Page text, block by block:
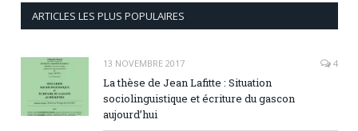
ARTICLES LES PLUS POPULAIRES
13 NOVEMBRE 2017 4
La thèse de Jean Lafitte : Situation
sociolinguistique et écriture du gascon
aujourd’hui